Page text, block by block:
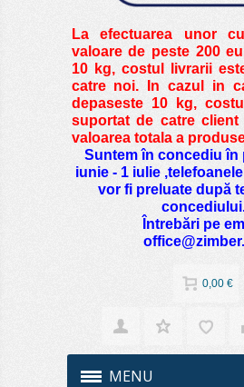
La efectuarea unor
valoare de peste200
10 kg, costul livrarii
catre noi. In cazul in
depaseste 10 kg,
suportat de catre client
valoarea totala a
Suntem în concediu în
iunie - 1 iulie
vor fi preluate după
Întrebări pe
0,00 €
MENU